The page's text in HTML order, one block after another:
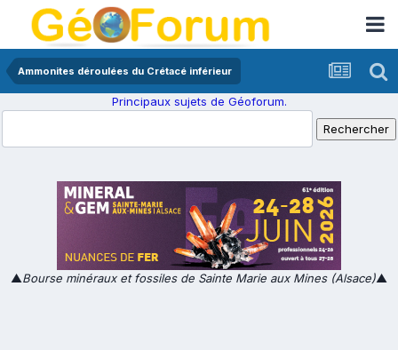
Ammonites déroulées du Crétacé inférieur
Principaux sujets de Géoforum.
▲Bourse minéraux et fossiles de Sainte Marie aux Mines (Alsace)▲